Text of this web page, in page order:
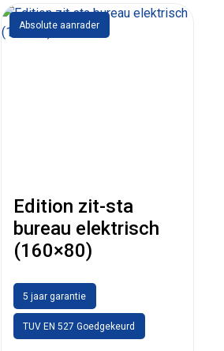
Absolute aanrader
Edition zit-sta
bureau elektrisch
(160×80)
5 jaar garantie
TUV EN 527 Goedgekeurd